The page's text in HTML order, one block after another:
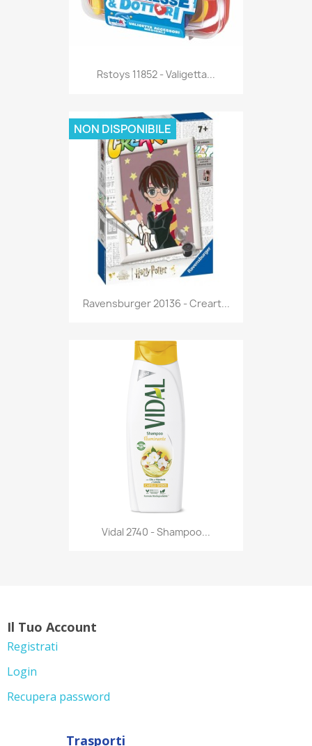
Anteprima
Rstoys 11852 - Valigetta...
Anteprima
Ravensburger 20136 - Creart...
NON DISPONIBILE
Anteprima
Vidal 2740 - Shampoo...
Il Tuo Account
Registrati
Login
Recupera password
Trasporti